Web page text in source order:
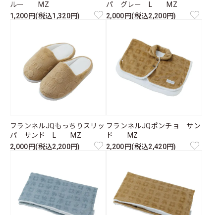
ルー MZ
1,200円(税込1,320円)
パ グレー L MZ
2,000円(税込2,200円)
フランネルJQもっちりスリッ
パ サンド L MZ
2,000円(税込2,200円)
フランネルJQポンチョ サン
ド MZ
2,200円(税込2,420円)